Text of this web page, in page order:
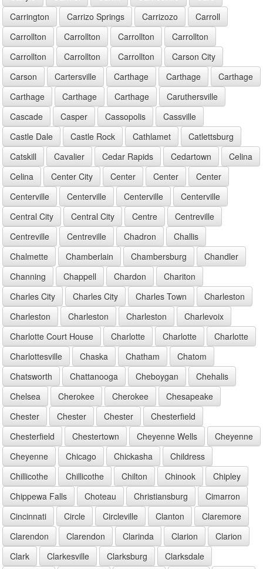
Carrington
Carrizo Springs Carrizozo
Carroll
Carrollton
Carrollton Carrollton
Carrollton
Carrollton
Carrollton Carrollton
Carson City
Carson
Cartersville Carthage Carthage
Carthage
Carthage
Carthage Carthage
Caruthersville
Cascade
Casper Cassopolis
Cassville
Castle Dale
Castle Rock Cathlamet
Catlettsburg
Catskill
Cavalier Cedar Rapids Cedartown
Celina
Celina
Center City Center Center
Center
Centerville
Centerville Centerville
Centerville
Central City
Central City Centre
Centreville
Centreville
Centreville Chadron
Challis
Chalmette
Chamberlain Chambersburg
Chandler
Channing
Chappell Chardon
Chariton
Charles City
Charles City Charles Town
Charleston
Charleston
Charleston Charleston
Charlevoix
Charlotte Court House
Charlotte Charlotte
Charlotte
Charlottesville
Chaska Chatham
Chatom
Chatsworth
Chattanooga Cheboygan
Chehalis
Chelsea
Cherokee Cherokee
Chesapeake
Chester
Chester Chester
Chesterfield
Chesterfield
Chestertown Cheyenne Wells
Cheyenne
Cheyenne
Chicago Chickasha
Childress
Chillicothe
Chillicothe Chilton Chinook
Chipley
Chippewa Falls
Choteau Christiansburg
Cimarron
Cincinnati
Circle Circleville Clanton
Claremore
Clarendon
Clarendon Clarinda Clarion
Clarion
Clark
Clarkesville Clarksburg
Clarksdale